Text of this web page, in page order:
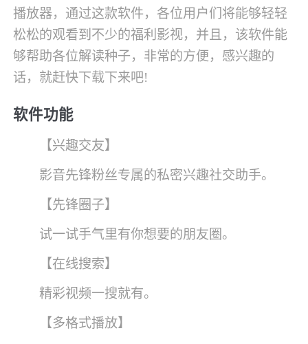
播放器，通过这款软件，各位用户们将能够轻轻
松松的观看到不少的福利影视，并且，该软件能
够帮助各位解读种子，非常的方便，感兴趣的
话，就赶快下载下来吧!
软件功能
【兴趣交友】
影音先锋粉丝专属的私密兴趣社交助手。
【先锋圈子】
试一试手气里有你想要的朋友圈。
【在线搜索】
精彩视频一搜就有。
【多格式播放】